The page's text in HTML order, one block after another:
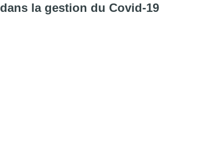
dans la gestion du Covid-19